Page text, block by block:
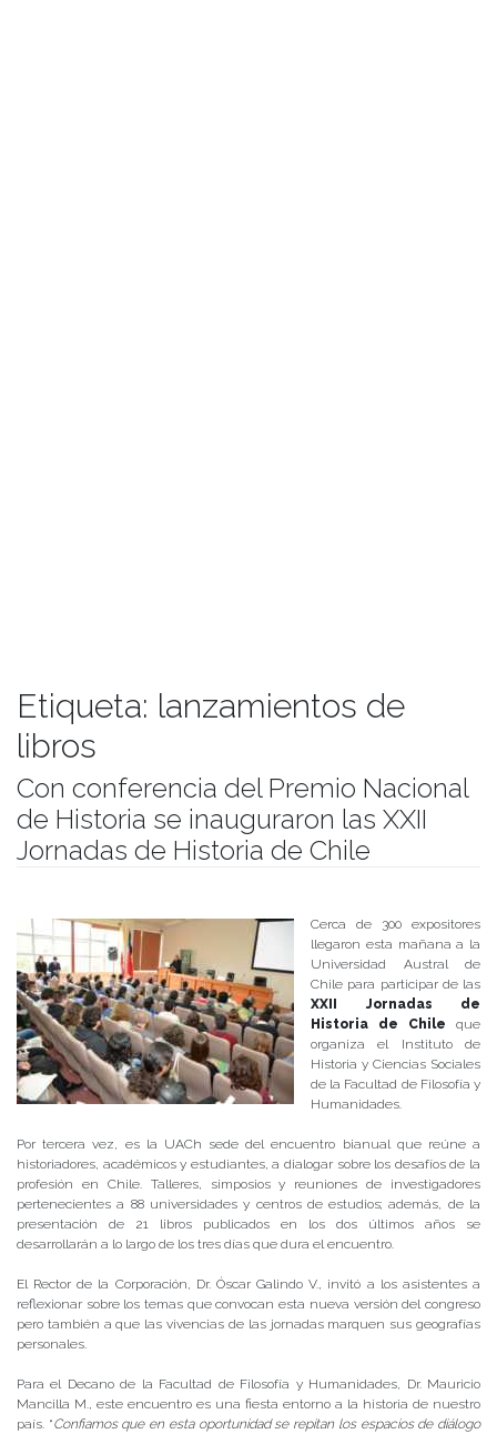
Etiqueta: lanzamientos de
libros
Con conferencia del Premio Nacional
de Historia se inauguraron las XXII
Jornadas de Historia de Chile
Cerca de 300 expositores
llegaron esta mañana a la
Universidad Austral de
Chile para participar de las
XXII Jornadas de
Historia de Chile que
organiza el Instituto de
Historia y Ciencias Sociales
de la Facultad de Filosofía y
Humanidades.
Por tercera vez, es la UACh sede del encuentro bianual que reúne a
historiadores, académicos y estudiantes, a dialogar sobre los desafíos de la
profesión en Chile. Talleres, simposios y reuniones de investigadores
pertenecientes a 88 universidades y centros de estudios; además, de la
presentación de 21 libros publicados en los dos últimos años se
desarrollarán a lo largo de los tres días que dura el encuentro.
El Rector de la Corporación, Dr. Óscar Galindo V., invitó a los asistentes a
reflexionar sobre los temas que convocan esta nueva versión del congreso
pero también a que las vivencias de las jornadas marquen sus geografías
personales.
Para el Decano de la Facultad de Filosofía y Humanidades, Dr. Mauricio
Mancilla M., este encuentro es una fiesta entorno a la historia de nuestro
país. “Confiamos que en esta oportunidad se repitan los espacios de diálogo